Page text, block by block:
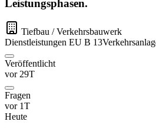
Leistungsphasen.
Tiefbau / Verkehrsbauwerk
Dienstleistungen EU B 13
Veröffentlicht
vor 29T
Fragen
vor 1T
Heute